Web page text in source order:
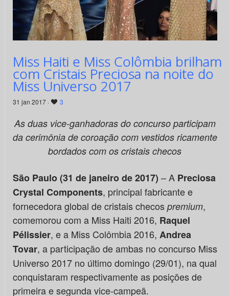
Miss Haiti e Miss Colômbia brilham
com Cristais Preciosa na noite do
Miss Universo 2017
31 jan 2017 · 3
As duas vice-ganhadoras do concurso participam
da cerimônia de coroação com vestidos ricamente
bordados com os cristais checos
São Paulo (31 de janeiro de 2017) – A Preciosa
Crystal Components, principal fabricante e
fornecedora global de cristais checos premium,
comemorou com a Miss Haiti 2016, Raquel
Pélissier, e a Miss Colômbia 2016, Andrea
Tovar, a participação de ambas no concurso Miss
Universo 2017 no último domingo (29/01), na qual
conquistaram respectivamente as posições de
primeira e segunda vice-campeã.